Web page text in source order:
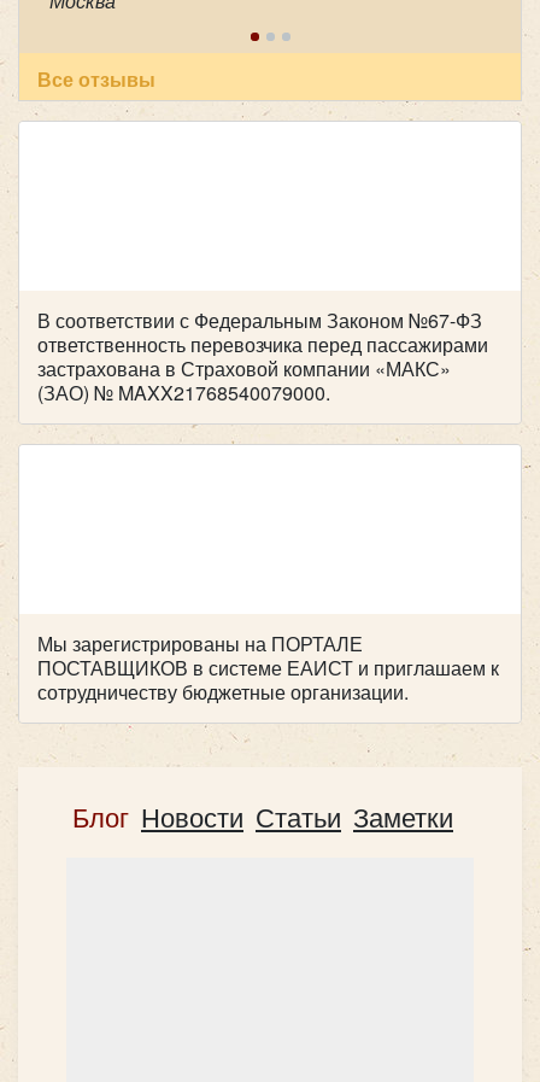
пунктуальность . Побольше таких бы
специалистов! Очень приятный человек! В
автобусе всегда чисто, опрятно. Всем
рекомендуем пользоваться вашей транспортной
компанией , все слажено и главное надежно!
Желаем успехов и процветания !
Все отзывы
В соответствии с Федеральным Законом №67-ФЗ
ответственность перевозчика перед пассажирами
застрахована в Страховой компании «МАКС»
(ЗАО) № MAXX21768540079000.
Мы зарегистрированы на ПОРТАЛЕ
ПОСТАВЩИКОВ в системе ЕАИСТ и приглашаем к
сотрудничеству бюджетные организации.
Блог Новости Статьи Заметки